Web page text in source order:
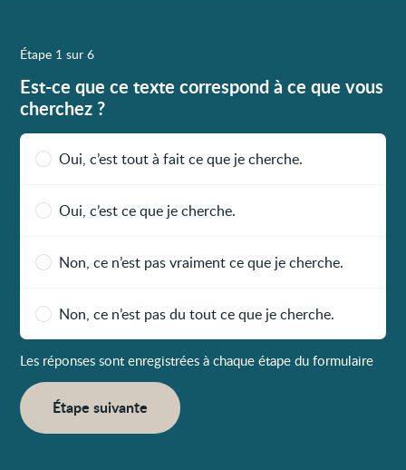
Étape 1 sur 6
Est-ce que ce texte correspond à ce que vous
cherchez ?
Oui, c’est tout à fait ce que je cherche.
Oui, c’est ce que je cherche.
Non, ce n’est pas vraiment ce que je cherche.
Non, ce n’est pas du tout ce que je cherche.
Les réponses sont enregistrées à chaque étape du formulaire
Étape suivante